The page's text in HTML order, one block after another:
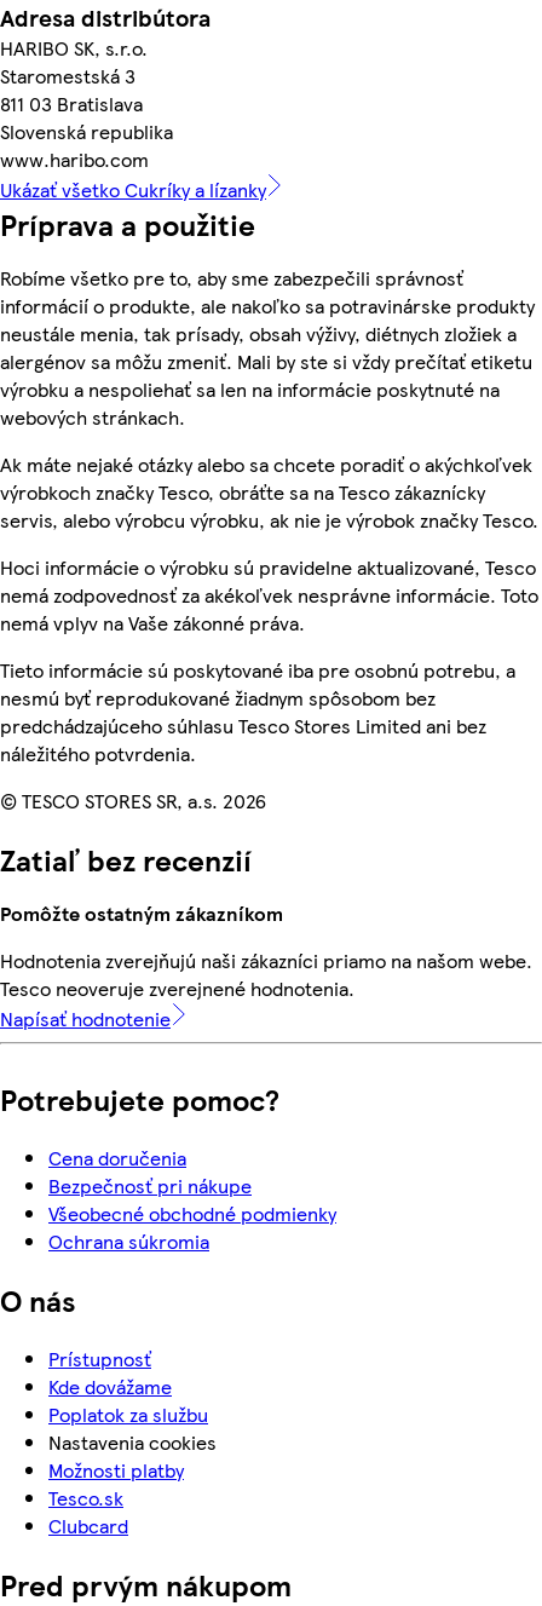
Adresa distribútora
HARIBO SK, s.r.o.
Staromestská 3
811 03 Bratislava
Slovenská republika
www.haribo.com
Ukázať všetko Cukríky a lízanky
Príprava a použitie
Robíme všetko pre to, aby sme zabezpečili správnosť
informácií o produkte, ale nakoľko sa potravinárske produkty
neustále menia, tak prísady, obsah výživy, diétnych zložiek a
alergénov sa môžu zmeniť. Mali by ste si vždy prečítať etiketu
výrobku a nespoliehať sa len na informácie poskytnuté na
webových stránkach.
Ak máte nejaké otázky alebo sa chcete poradiť o akýchkoľvek
výrobkoch značky Tesco, obráťte sa na Tesco zákaznícky
servis, alebo výrobcu výrobku, ak nie je výrobok značky Tesco.
Hoci informácie o výrobku sú pravidelne aktualizované, Tesco
nemá zodpovednosť za akékoľvek nesprávne informácie. Toto
nemá vplyv na Vaše zákonné práva.
Tieto informácie sú poskytované iba pre osobnú potrebu, a
nesmú byť reprodukované žiadnym spôsobom bez
predchádzajúceho súhlasu Tesco Stores Limited ani bez
náležitého potvrdenia.
© TESCO STORES SR, a.s. 2026
Zatiaľ bez recenzií
Pomôžte ostatným zákazníkom
Hodnotenia zverejňujú naši zákazníci priamo na našom webe.
Tesco neoveruje zverejnené hodnotenia.
Napísať hodnotenie
Potrebujete pomoc?
Cena doručenia
Bezpečnosť pri nákupe
Všeobecné obchodné podmienky
Ochrana súkromia
O nás
Prístupnosť
Kde dovážame
Poplatok za službu
Nastavenia cookies
Možnosti platby
Tesco.sk
Clubcard
Pred prvým nákupom